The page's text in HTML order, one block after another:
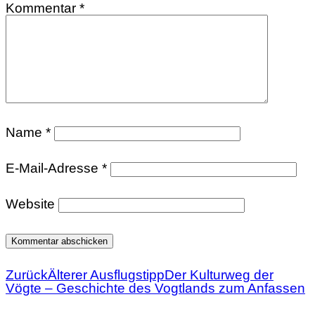
Kommentar *
Name *
E-Mail-Adresse *
Website
ZurückÄlterer AusflugstippDer Kulturweg der
Vögte – Geschichte des Vogtlands zum Anfassen